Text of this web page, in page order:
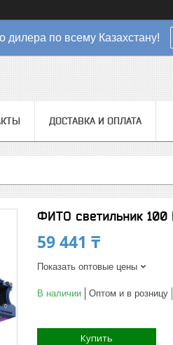
дилера по всему Казахстану!
ДОСТАВКА И ОПЛАТА
ФИТО светильник 100
59 441 ₸
Показать оптовые цены
В наличии Оптом и в розницу
Купить